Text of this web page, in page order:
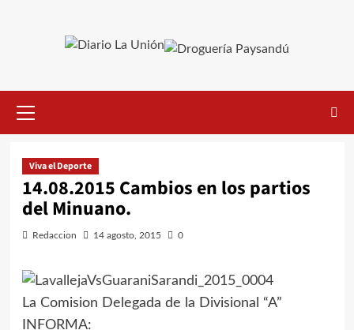
primario
Viva el Deporte
14.08.2015 Cambios en los partios
del Minuano.
Redaccion 14 agosto, 2015 0
La Comision Delegada de la Divisional “A”
INFORMA: